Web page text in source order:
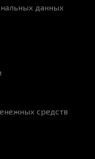
данных
средств